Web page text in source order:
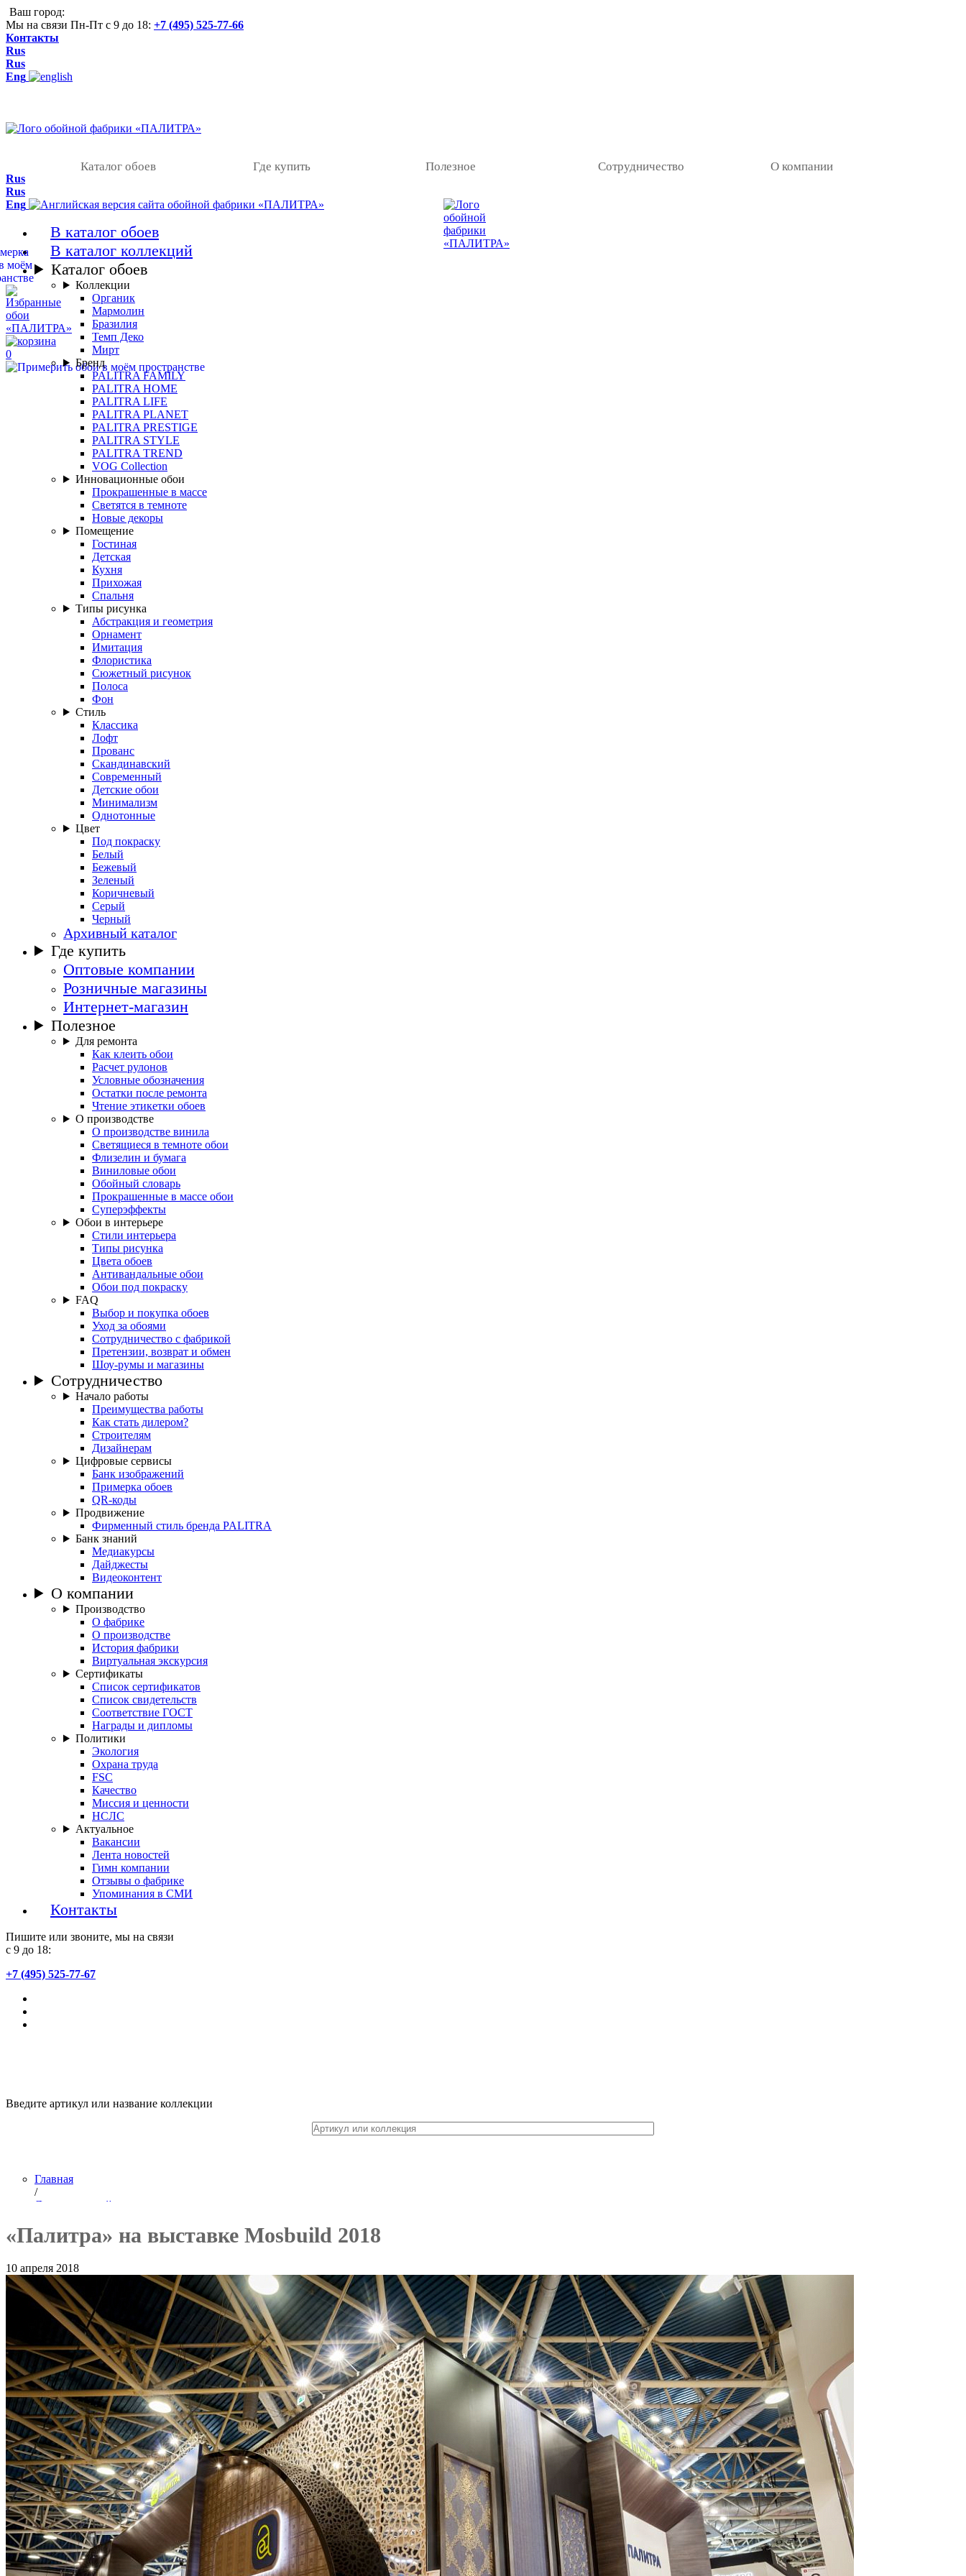
Ваш город:
Мы на связи Пн-Пт с 9 до 18: +7 (495) 525-77-66
Контакты
Rus
Rus
Eng
Каталог обоев Где купить Полезное Сотрудничество О компании
0
Rus
Rus
Eng
В каталог обоев
В каталог коллекций
Каталог обоев
Коллекции
Органик
Мармолин
Бразилия
Темп Деко
Мирт
Бренд
PALITRA FAMILY
PALITRA HOME
PALITRA LIFE
PALITRA PLANET
PALITRA PRESTIGE
PALITRA STYLE
PALITRA TREND
VOG Collection
Инновационные обои
Прокрашенные в массе
Светятся в темноте
Новые декоры
Помещение
Гостиная
Детская
Кухня
Прихожая
Спальня
Типы рисунка
Абстракция и геометрия
Орнамент
Имитация
Флористика
Сюжетный рисунок
Полоса
Фон
Стиль
Классика
Лофт
Прованс
Скандинавский
Современный
Детские обои
Минимализм
Однотонные
Цвет
Под покраску
Белый
Бежевый
Зеленый
Коричневый
Серый
Черный
Архивный каталог
Где купить
Оптовые компании
Розничные магазины
Интернет-магазин
Полезное
Для ремонта
Как клеить обои
Расчет рулонов
Условные обозначения
Остатки после ремонта
Чтение этикетки обоев
О производстве
О производстве винила
Светящиеся в темноте обои
Флизелин и бумага
Виниловые обои
Обойный словарь
Прокрашенные в массе обои
Суперэффекты
Обои в интерьере
Стили интерьера
Типы рисунка
Цвета обоев
Антивандальные обои
Обои под покраску
FAQ
Выбор и покупка обоев
Уход за обоями
Сотрудничество с фабрикой
Претензии, возврат и обмен
Шоу-румы и магазины
Сотрудничество
Начало работы
Преимущества работы
Как стать дилером?
Строителям
Дизайнерам
Цифровые сервисы
Банк изображений
Примерка обоев
QR-коды
Продвижение
Фирменный стиль бренда PALITRA
Банк знаний
Медиакурсы
Дайджесты
Видеоконтент
О компании
Производство
О фабрике
О производстве
История фабрики
Виртуальная экскурсия
Сертификаты
Список сертификатов
Список свидетельств
Соответствие ГОСТ
Награды и дипломы
Политики
Экология
Охрана труда
FSC
Качество
Миссия и ценности
НСЛС
Актуальное
Вакансии
Лента новостей
Гимн компании
Отзывы о фабрике
Упоминания в СМИ
Контакты
Пишите или звоните, мы на связи
с 9 до 18:
+7 (495) 525-77-67
Введите артикул или название коллекции
Главная
/
Лента новостей
Обойная фабрика «Палитра» на выставке Mosbuild 2018
«Палитра» на выставке Mosbuild 2018
10 апреля 2018